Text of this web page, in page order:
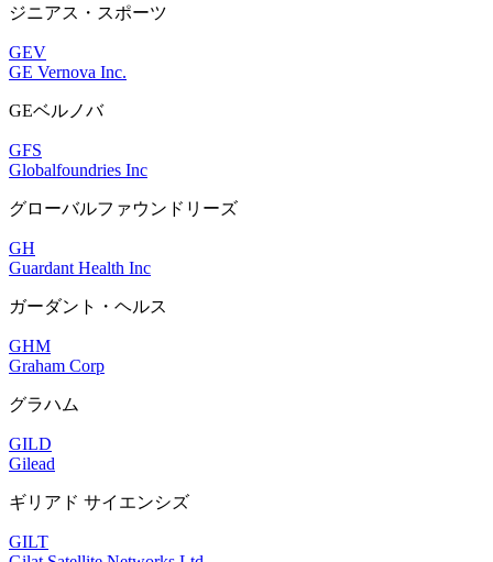
ジニアス・スポーツ
GEV
GE Vernova Inc.
GEベルノバ
GFS
Globalfoundries Inc
グローバルファウンドリーズ
GH
Guardant Health Inc
ガーダント・ヘルス
GHM
Graham Corp
グラハム
GILD
Gilead
ギリアド サイエンシズ
GILT